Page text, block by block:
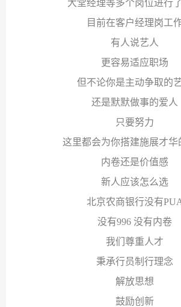
大堂经理等多个岗位进行
目前在客户经理岗工
有人说艺人
更容易适应职场
但不论你是主动争取的
还是默默做事的爱人
只要努力
这里都会为你搭建施展才华
内卷还是价值感
新人应该怎么选
北京农商银行没有
没有996 没有内卷
我们尊重人才
秉承行员制行理念
解放思想
鼓励创新